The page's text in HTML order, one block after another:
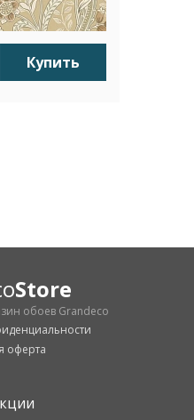
Купить
Store
обоев Grandeco
оферта